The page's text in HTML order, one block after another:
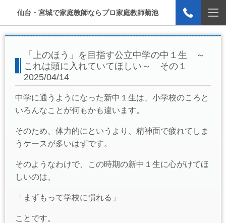
仙台・宮城で家庭教師ならプロ家庭教師菊池
「上のほう」を目指す公立中学の中１生 ～
これは頭に入れていてほしい～ その１
2025/04/14
中学に通うようになった新中１生は、小学校のころと
いろんなことが何もかも違います。
そのため、体力的にというより、精神面で疲れてしま
うケースが多いはずです。
そのようなわけで、この時期の新中１生に心がけてほ
しいのは、
「まずもって学校に慣れる」
ことです。